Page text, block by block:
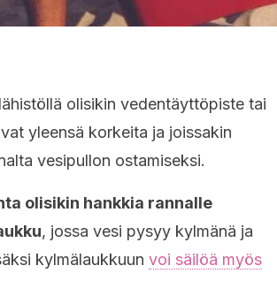
olisikin vedentäyttöpiste tai
yleensä korkeita ja joissakin
vesipullon ostamiseksi.
olisikin hankkia rannalle
, jossa vesi pysyy kylmänä ja
kylmälaukkuun voi säilöä myös